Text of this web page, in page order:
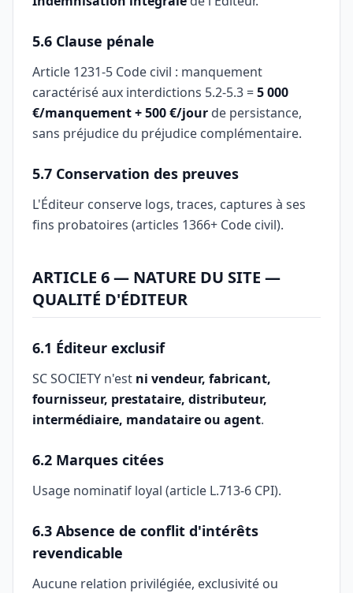
5.6 Clause pénale
Article 1231-5 Code civil : manquement
caractérisé aux interdictions 5.2-5.3 =5 000
€/manquement + 500 €/jour de persistance,
sans préjudice du préjudice complémentaire.
5.7 Conservation des preuves
L'Éditeur conserve logs, traces, captures à ses
fins probatoires (articles 1366+ Code civil).
ARTICLE 6 — NATURE DU SITE —
QUALITÉ D'ÉDITEUR
6.1 Éditeur exclusif
SC SOCIETY n'est ni vendeur, fabricant,
fournisseur, prestataire, distributeur,
intermédiaire, mandataire ou agent.
6.2 Marques citées
Usage nominatif loyal (article L.713-6 CPI).
6.3 Absence de conflit d'intérêts
revendicable
Aucune relation privilégiée, exclusivité ou